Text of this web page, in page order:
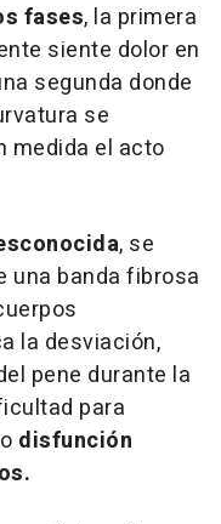
fases, la primera
siente dolor en
segunda donde
se
medida el acto
, se
una banda fibrosa
la desviación,
pene durante la
para
disfunción